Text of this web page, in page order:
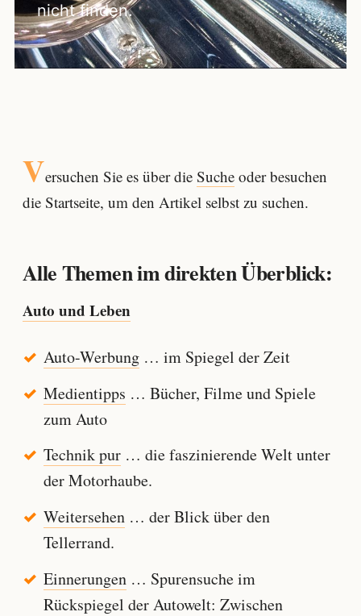
nicht finden.
Versuchen Sie es über die Sucheoder besuchen
die Startseite, um den Artikel selbst zu suchen.
Alle Themen im direkten Überblick:
Auto und Leben
Auto-Werbung… im Spiegel der Zeit
Medientipps … Bücher, Filme und Spiele
zum Auto
Technik pur… die faszinierende Welt unter
der Motorhaube.
Weitersehen… der Blick über den
Tellerrand.
Einnerungen… Spurensuche im
Rückspiegel der Autowelt: Zwischen